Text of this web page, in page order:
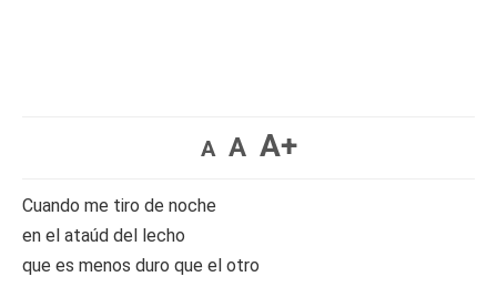
A A A+
Cuando me tiro de noche
en el ataúd del lecho
que es menos duro que el otro